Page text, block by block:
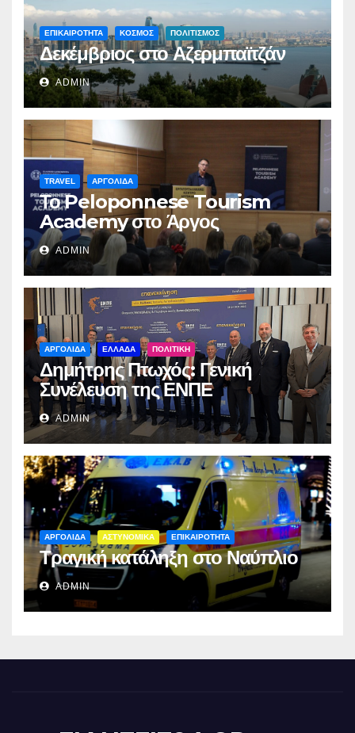
ΕΠΙΚΑΙΡΟΤΗΤΑ ΚΟΣΜΟΣ ΠΟΛΙΤΙΣΜΟΣ
Δεκέμβριος στο Αζερμπαϊτζάν
ADMIN
TRAVEL ΑΡΓΟΛΙΔΑ
Το Peloponnese Tourism
Academy στο Άργος
ADMIN
ΑΡΓΟΛΙΔΑ ΕΛΛΑΔΑ ΠΟΛΙΤΙΚΗ
Δημήτρης Πτωχός: Γενική
Συνέλευση της ΕΝΠΕ
ADMIN
ΑΡΓΟΛΙΔΑ ΑΣΤΥΝΟΜΙΚΑ ΕΠΙΚΑΙΡΟΤΗΤΑ
Τραγική κατάληξη στο Ναύπλιο
ADMIN